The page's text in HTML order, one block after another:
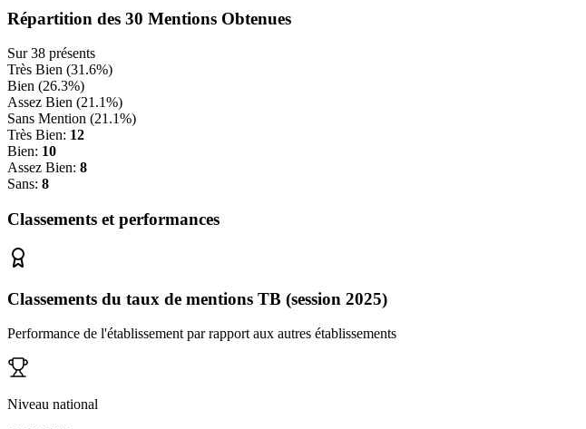
Répartition des 30 Mentions Obtenues
Sur38 présents
Très Bien (31.6%)
Bien (26.3%)
Assez Bien (21.1%)
Sans Mention (21.1%)
Très Bien: 12
Bien: 10
Assez Bien: 8
Sans: 8
Classements et performances
Classements du taux de mentions TB (session 2025)
Performance de l'établissement par rapport aux autres établissements
Niveau national